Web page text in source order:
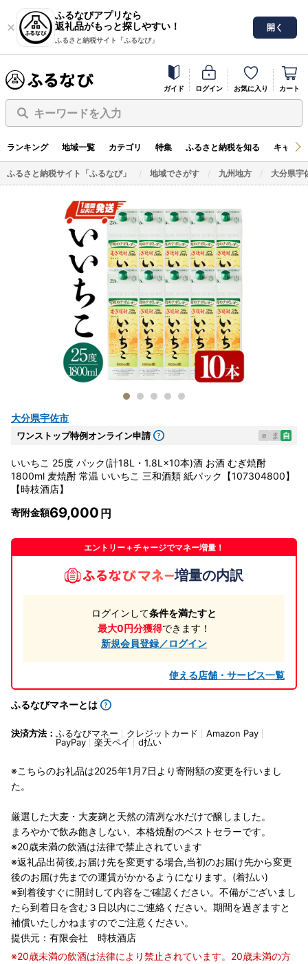
ふるなびアプリなら
返礼品がもっと探しやすい！
ふるさと納税サイト「ふるなび」
開く
ガイド ログイン お気に入り カート
キーワードを入力
ランキング 地域一覧 カテゴリ 特集 ふるさと納税を知る キャン
ふるさと納税サイト「ふるなび」 地域でさがす 九州地方 大分県宇
大分県宇佐市
ワンストップ特例オンライン申請 e ま 自
いいちこ 25度 パック(計18L・1.8L×10本)酒 お酒 むぎ焼酎
1800ml 麦焼酎 常温 いいちこ 三和酒類 紙パック【107304800】
【時枝酒店】
寄附金額69,000
エントリー＋チャージでマネー増量！
増量の内訳
ログインして条件を満たすと
最大0円分獲得できます！
新規会員登録／ログイン
使える店舗・サービス一覧
ふるなびマネーとは
決済方法： ふるなびマネー クレジットカード
Amazon Pay
PayPay
楽天ペイ d払い
※こちらのお礼品は2025年1月7日より寄附額の変更を行いまし
た。
厳選した大麦・大麦麹と天然の清冽な水だけで醸しました。
まろやかで飲み飽きしない、本格焼酎のベストセラーです。
※20歳未満の飲酒は法律で禁止されています
※返礼品出荷後,お届け先を変更する場合,当初のお届け先から変更
後のお届け先までの運賃がかかるようになります。(着払い)
※到着後すぐに開封して内容をご確認ください。不備がございまし
たら到着日を含む３日以内にご連絡ください。期間を過ぎますと
補償いたしかねますのでご注意ください。
提供元：有限会社 時枝酒店
※20歳未満の飲酒は法律により禁止されています。20歳未満の方